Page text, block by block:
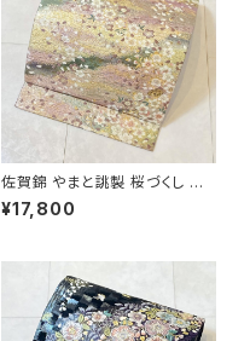
佐賀錦 やまと誂製 桜づくし 袋
帯 正絹 金銀糸 ラメ ピンク 白
722
¥17,800